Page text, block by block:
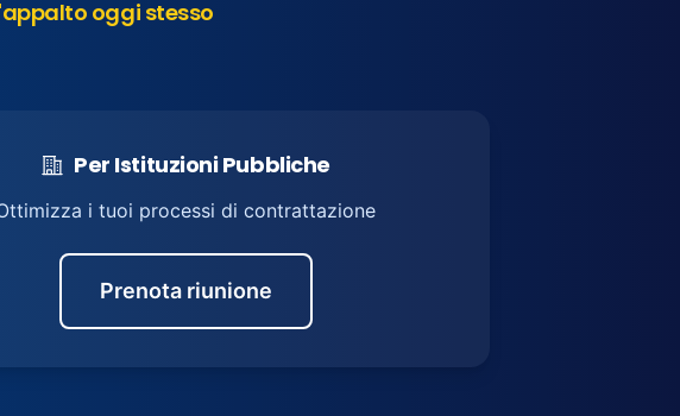
oggi stesso
Per Istituzioni Pubbliche
i tuoi processi di contrattazione
Prenota riunione